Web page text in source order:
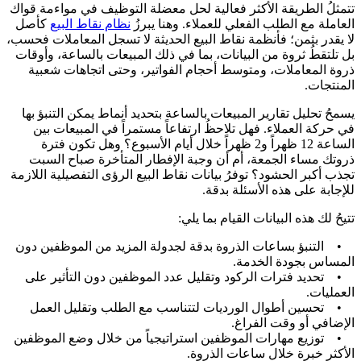
تتمثلُ الطريقة الأكثر فعالية لحل معضلة التوظيف في مواءمة قواك
العاملة مع الطلب الفعلي للعملاء. وهنا يبرزُ نظام نقاط البيع كأصل
لا يقدر بثمن؛ فأنظمة نقاط البيع الحديثة لا تسجل المعاملات فحسب،
بل تلتقطُ ثروة من البيانات، بما في ذلك المبيعات بالساعة، وأوقات
ذروة المعاملات، ومتوسط أحجام الفواتير، وحتى اتجاهات شعبية
المنتجات.
يسمحُ تحليل تقارير المبيعات بالساعة بتحديد أنماط يمكن التنبؤ بها
في حركة العملاء. فهل تلاحظُ ارتفاعاً مستمراً في المبيعات بين
الساعة 12 ظهراً و2 ظهراً خلال أيام الأسبوع؟ وهل تكون فترة
ذروتك مساء الجمعة، أم أن وجبة الإفطار المتأخرة صباح السبت
تجذب أكبر الحشود؟ توفرُ بيانات نقاط البيع الرؤى التفصيلية اللازمة
للإجابة على هذه الأسئلة بدقة.
تتيحُ لك هذه البيانات القيام بما يلي:
• التنبؤ بساعات الذروة بدقة لجدولة المزيد من الموظفين دون
المساس بجودة الخدمة.
• تحديد فترات الركود وتقليل عدد الموظفين دون التأثير على
العمليات.
• تحسين أطوال الورديات لتتناسب مع الطلب وتقليل العمل
الإضافي أو وقت الفراغ.
• توزيع مهارات الموظفين استراتيجياً من خلال وضع الموظفين
الأكثر خبرة خلال ساعات الذروة.